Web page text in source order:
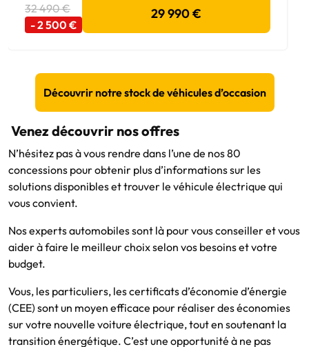
32 490 €
- 2 500 €
29 990 €
Découvrir notre stock de véhicules d’occasion
Venez découvrir nos offres
N’hésitez pas à vous rendre dans l’une de nos 80
concessions pour obtenir plus d’informations sur les
solutions disponibles et trouver le véhicule électrique qui
vous convient.
Nos experts automobiles sont là pour vous conseiller et vous
aider à faire le meilleur choix selon vos besoins et votre
budget.
Vous, les particuliers, les certificats d’économie d’énergie
(CEE) sont un moyen efficace pour réaliser des économies
sur votre nouvelle voiture électrique, tout en soutenant la
transition énergétique. C’est une opportunité à ne pas